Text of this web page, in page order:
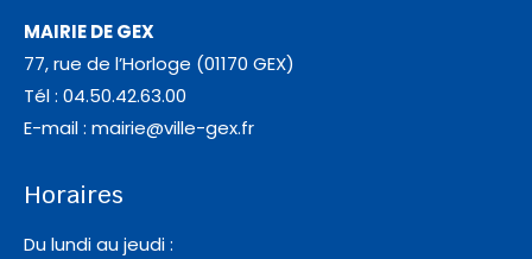
MAIRIE DE GEX
77, rue de l’Horloge (01170 GEX)
Tél : 04.50.42.63.00
E-mail : mairie@ville-gex.fr
Horaires
Du lundi au jeudi :